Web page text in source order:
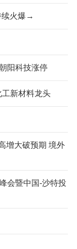
续火爆→
阳科技涨停
工新材料龙头
增大破预期 境外
会暨中国-沙特投